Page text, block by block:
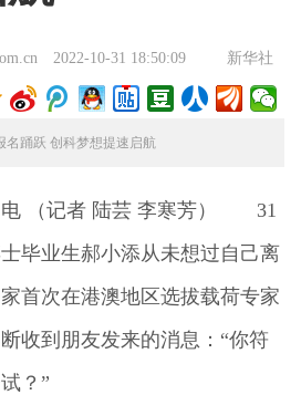
2022-10-31 18:50:09 新华社
名踊跃 创科梦想提速启航
电 （记者 陆芸 李寒芳） 31
毕业生郝小添从未想过自己离
首次在港澳地区选拔载荷专家
收到朋友发来的消息：“你符
？”